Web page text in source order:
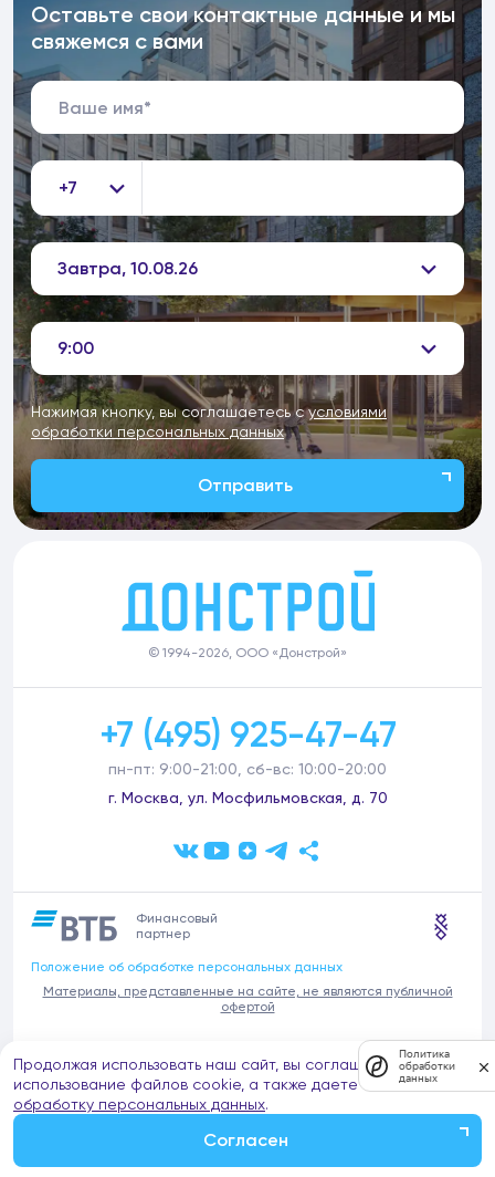
Оставьте свои контактные данные и мы
свяжемся с вами
+7
Завтра, 10.08.26
9:00
Нажимая кнопку, вы соглашаетесь сусловиями
обработки персональных данных
Отправить
© 1994-2026, ООО «Донстрой»
+7 (495) 925-47-47
пн-пт: 9:00-21:00, сб-вс: 10:00-20:00
г. Москва, ул. Мосфильмовская, д. 70
Финансовый
партнер
Положение об обработке персональных данных
Материалы, представленные на сайте, не являются публичной
офертой
В связи с участившимися случаями предложений частных услуг от
имени компании Донстрой (проведения ремонтов, продажи
отделочных материалов и т.п.), обращаем внимание на то, что
компания Донстрой не оказывает таких услуг, не имеет
представительств такого профиля и не обращается к частным
Продолжая использовать наш сайт, вы соглашаетесь на
использование файлов cookie, а также даете согласие на
обработку персональных данных.
Согласен
Политика
обработки
данных